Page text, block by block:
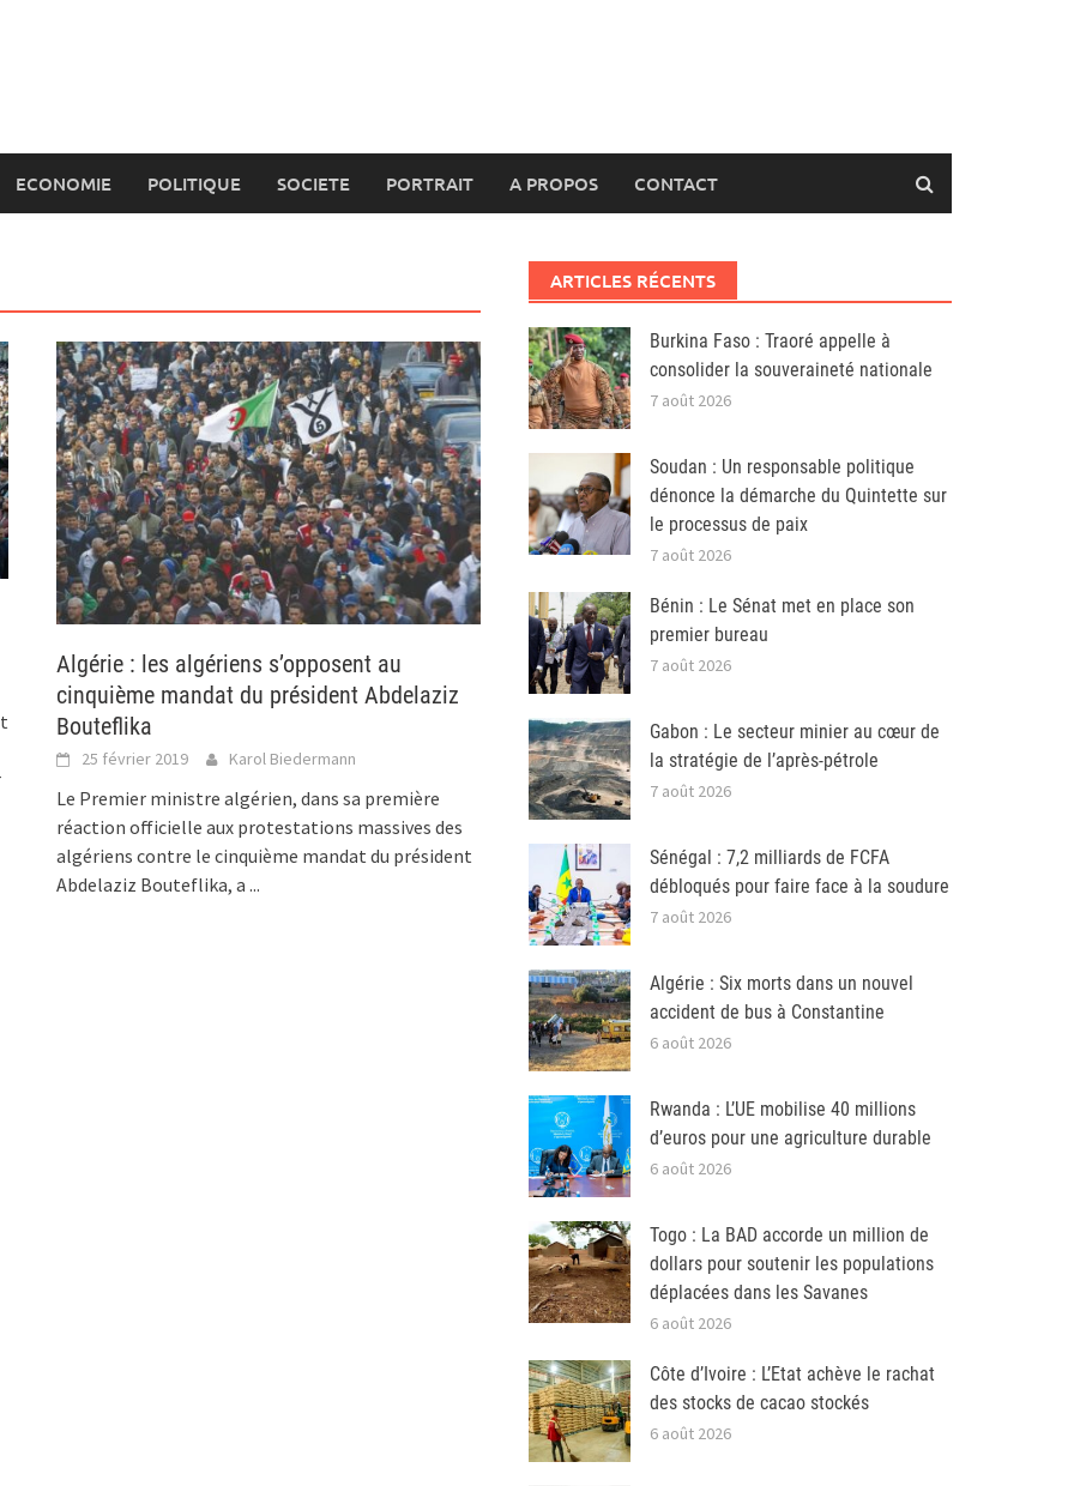
ECONOMIE POLITIQUE SOCIETE PORTRAIT A PROPOS CONTACT
Algérie : les algériens s’opposent au
cinquième mandat du président Abdelaziz
Bouteflika
25 février 2019 Karol Biedermann
Le Premier ministre algérien, dans sa première
réaction officielle aux protestations massives des
algériens contre le cinquième mandat du président
Abdelaziz Bouteflika, a...
ARTICLES RÉCENTS
Burkina Faso : Traoré appelle à
consolider la souveraineté nationale
7 août 2026
Soudan : Un responsable politique
dénonce la démarche du Quintette sur
le processus de paix
7 août 2026
Bénin : Le Sénat met en place son
premier bureau
7 août 2026
Gabon : Le secteur minier au cœur de
la stratégie de l’après-pétrole
7 août 2026
Sénégal : 7,2 milliards de FCFA
débloqués pour faire face à la soudure
7 août 2026
Algérie : Six morts dans un nouvel
accident de bus à Constantine
6 août 2026
Rwanda : L’UE mobilise 40 millions
d’euros pour une agriculture durable
6 août 2026
Togo : La BAD accorde un million de
dollars pour soutenir les populations
déplacées dans les Savanes
6 août 2026
Côte d’Ivoire : L’Etat achève le rachat
des stocks de cacao stockés
6 août 2026